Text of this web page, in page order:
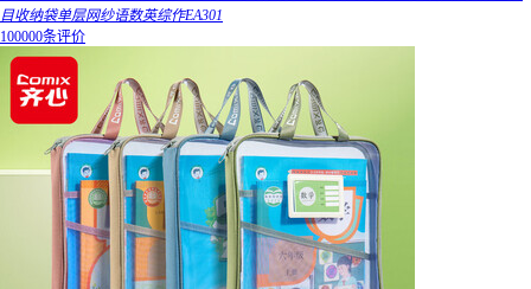
目收纳袋单层网纱语数英综作EA301
100000条评价